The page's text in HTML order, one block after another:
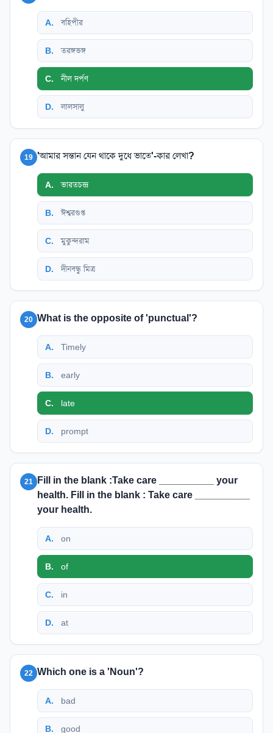
A. বহিপীর
B. তরঙ্গভঙ্গ
C. নীল দর্পণ
D. লালসালু
19 'আমার সন্তান যেন থাকে দুধে ভাতে'-কার লেখা?
A. ভারতচন্দ্র
B. ঈশ্বরগুপ্ত
C. মুকুন্দরাম
D. দীনবন্ধু মিত্র
20 What is the opposite of 'punctual'?
A. Timely
B. early
C. late
D. prompt
21
Fill in the blank :Take care __________ your
health. Fill in the blank : Take care __________
your health.
A. on
B. of
C. in
D. at
22 Which one is a 'Noun'?
A. bad
B. good